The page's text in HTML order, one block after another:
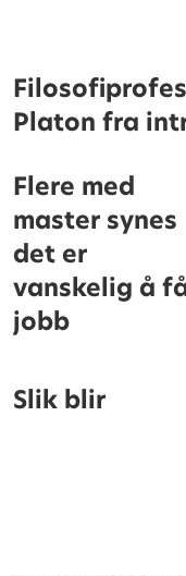
Platon fra
Flere med
master synes
det er
vanskelig å
jobb
Slik blir